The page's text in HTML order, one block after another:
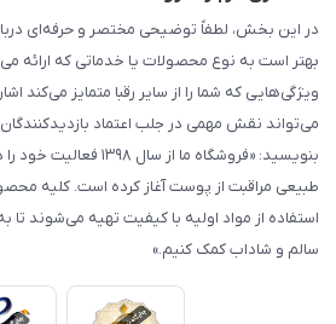
در این بخش، لطفاً توضیحی مختصر و حرفه‌ای
بهتر است به نوع محصولات یا خدماتی که ارائه
ویژگی‌هایی که شما را از سایر رقبا متمایز می‌کند
می‌تواند نقش مهمی در جلب اعتماد بازدیدکنندگان
بنویسید: «فروشگاه ما از
طبیعی مراقبت از پوست آغاز کرده است. کلیه
استفاده از مواد اولیه با کیفیت تهیه می‌شوند
سالم و شاداب کمک کنیم.»